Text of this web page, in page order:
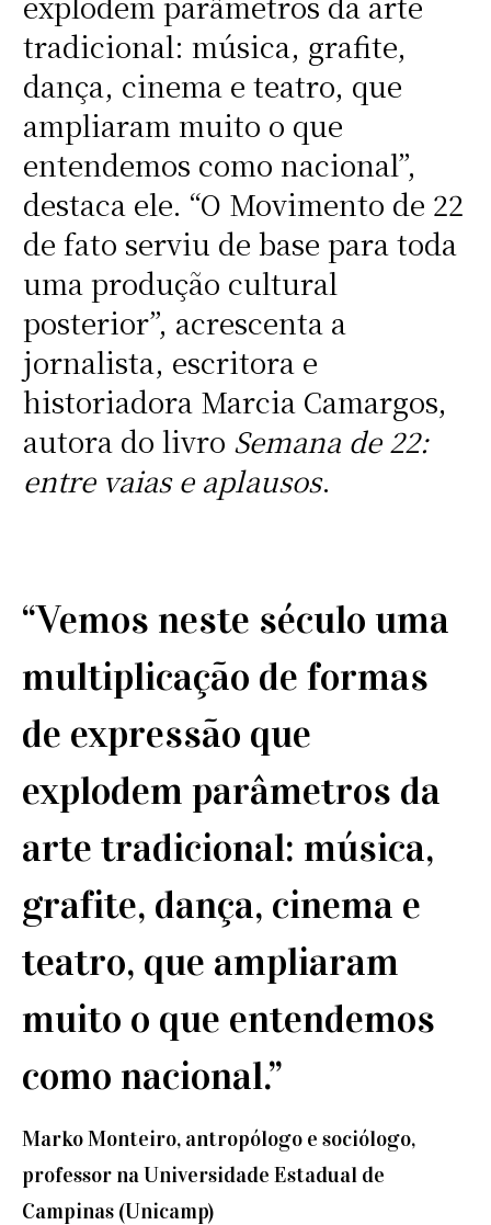
tradicional: música, grafite,
dança, cinema e teatro, que
ampliaram muito o que
entendemos como nacional”,
destaca ele. “O Movimento de 22
de fato serviu de base para toda
uma produção cultural
posterior”, acrescenta a
jornalista, escritora e
historiadora Marcia Camargos,
autora do livro Semana de 22:
entre vaias e aplausos.
“Vemos neste século uma
multiplicação de formas
de expressão que
explodem parâmetros da
arte tradicional: música,
grafite, dança, cinema e
teatro, que ampliaram
muito o que entendemos
como nacional.”
Marko Monteiro, antropólogo e sociólogo,
professor na Universidade Estadual de
Campinas (Unicamp)